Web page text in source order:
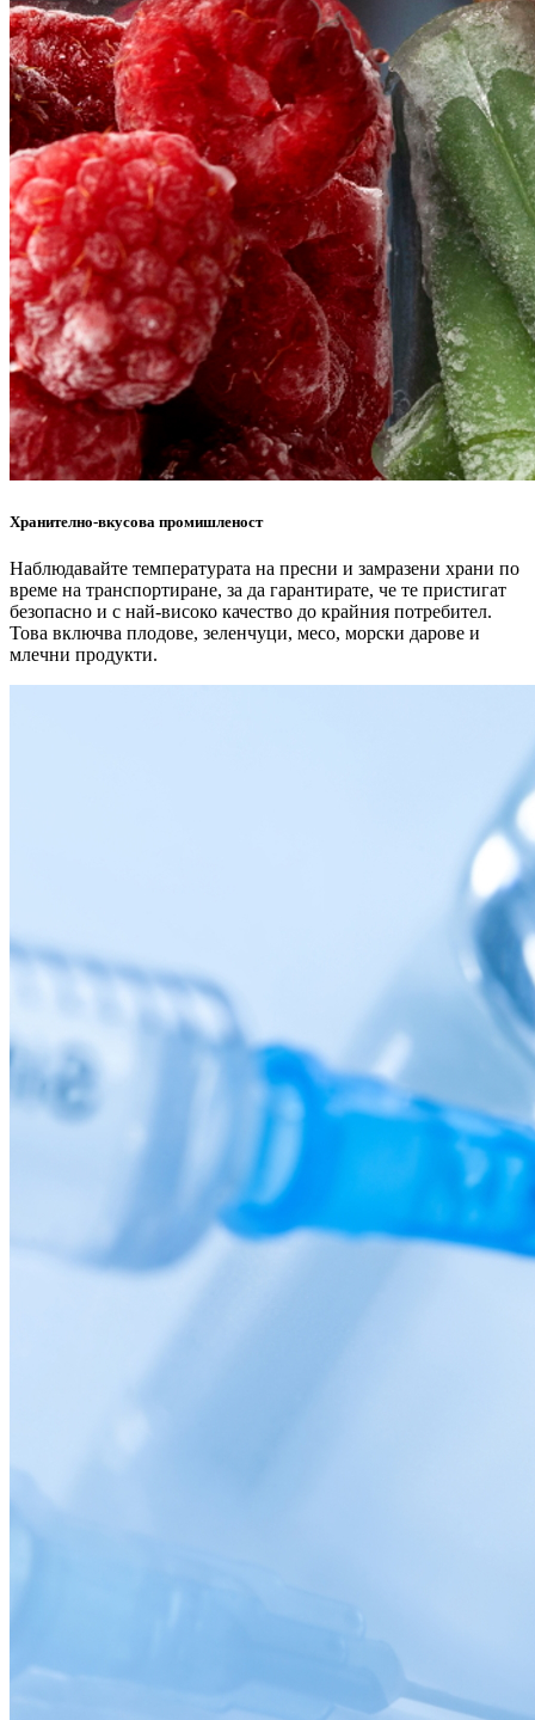
Хранително-вкусова промишленост
Наблюдавайте температурата на пресни и замразени храни по
време на транспортиране, за да гарантирате, че те пристигат
безопасно и с най-високо качество до крайния потребител.
Това включва плодове, зеленчуци, месо, морски дарове и
млечни продукти.